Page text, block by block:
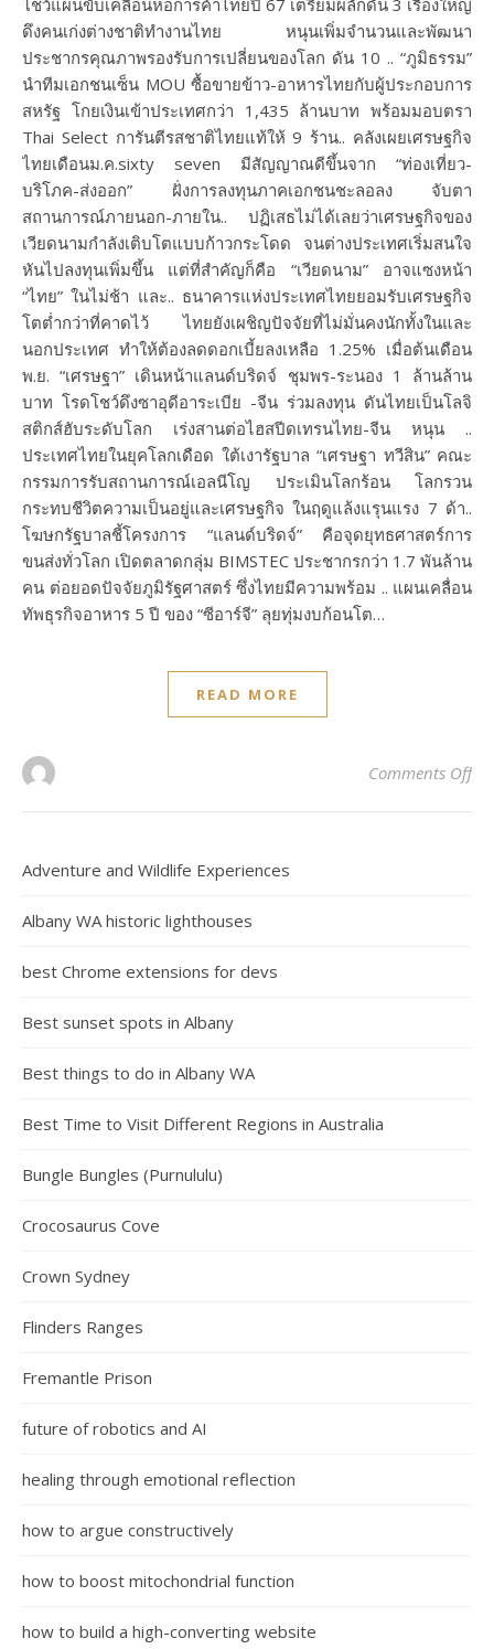
โชว์แผนขับเคลื่อนหอการค้าไทยปี 67 เตรียมผลักดัน 3 เรื่องใหญ่
ดึงคนเก่งต่างชาติทำงานไทย หนุนเพิ่มจำนวนและพัฒนา
ประชากรคุณภาพรองรับการเปลี่ยนของโลก ดัน 10 .. “ภูมิธรรม”
นำทีมเอกชนเซ็น MOU ซื้อขายข้าว-อาหารไทยกับผู้ประกอบการ
สหรัฐ โกยเงินเข้าประเทศกว่า 1,435 ล้านบาท พร้อมมอบตรา
Thai Select การันตีรสชาติไทยแท้ให้ 9 ร้าน.. คลังเผยเศรษฐกิจ
ไทยเดือนม.ค.sixty seven มีสัญญาณดีขึ้นจาก “ท่องเที่ยว-
บริโภค-ส่งออก” ฝั่งการลงทุนภาคเอกชนชะลอลง จับตา
สถานการณ์ภายนอก-ภายใน.. ปฏิเสธไม่ได้เลยว่าเศรษฐกิจของ
เวียดนามกำลังเติบโตแบบก้าวกระโดด จนต่างประเทศเริ่มสนใจ
หันไปลงทุนเพิ่มขึ้น แต่ที่สำคัญก็คือ “เวียดนาม” อาจแซงหน้า
“ไทย” ในไม่ช้า และ.. ธนาคารแห่งประเทศไทยยอมรับเศรษฐกิจ
โตต่ำกว่าที่คาดไว้ ไทยยังเผชิญปัจจัยที่ไม่มั่นคงนักทั้งในและ
นอกประเทศ ทำให้ต้องลดดอกเบี้ยลงเหลือ 1.25% เมื่อต้นเดือน
พ.ย. “เศรษฐา” เดินหน้าแลนด์บริดจ์ ชุมพร-ระนอง 1 ล้านล้าน
บาท โรดโชว์ดึงซาอุดีอาระเบีย -จีน ร่วมลงทุน ดันไทยเป็นโลจิ
สติกส์ฮับระดับโลก เร่งสานต่อไฮสปีดเทรนไทย-จีน หนุน ..
ประเทศไทยในยุคโลกเดือด ใต้เงารัฐบาล “เศรษฐา ทวีสิน” คณะ
กรรมการรับสถานการณ์เอลนีโญ ประเมินโลกร้อน โลกรวน
กระทบชีวิตความเป็นอยู่และเศรษฐกิจ ในฤดูแล้งแรุนแรง 7 ด้า..
โฆษกรัฐบาลชี้โครงการ “แลนด์บริดจ์” คือจุดยุทธศาสตร์การ
ขนส่งทั่วโลก เปิดตลาดกลุ่ม BIMSTEC ประชากรกว่า 1.7 พันล้าน
คน ต่อยอดปัจจัยภูมิรัฐศาสตร์ ซึ่งไทยมีความพร้อม .. แผนเคลื่อน
ทัพธุรกิจอาหาร 5 ปี ของ “ซีอาร์จี” ลุยทุ่มงบก้อนโต…
READ MORE
Comments Offon
Adventure and Wildlife Experiences
Albany WA historic lighthouses
best Chrome extensions for devs
Best sunset spots in Albany
Best things to do in Albany WA
Best Time to Visit Different Regions in Australia
Bungle Bungles (Purnululu)
Crocosaurus Cove
Crown Sydney
Flinders Ranges
Fremantle Prison
future of robotics and AI
healing through emotional reflection
how to argue constructively
how to boost mitochondrial function
how to build a high-converting website